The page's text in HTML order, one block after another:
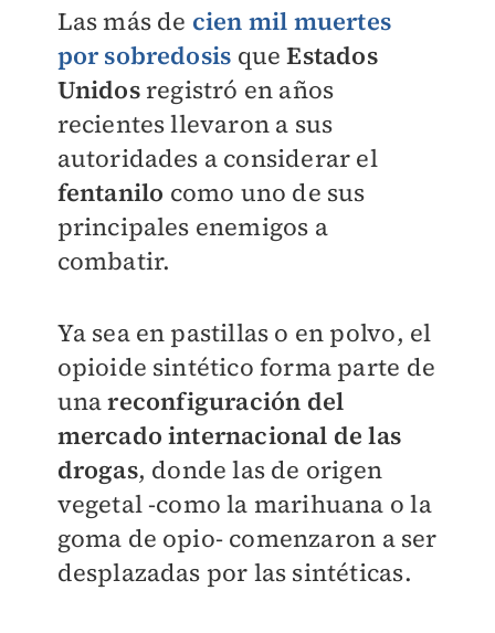
Las más de cien mil muertes
por sobredosis queEstados
Unidosregistró en años
recientes llevaron a sus
autoridades a considerar el
fentanilo como uno de sus
principales enemigos a
combatir.
Ya sea en pastillas o en polvo, el
opioide sintético forma parte de
unareconfiguración del
mercado internacional de las
drogas, donde las de origen
vegetal -como la marihuana o la
goma de opio- comenzaron a ser
desplazadas por las sintéticas.